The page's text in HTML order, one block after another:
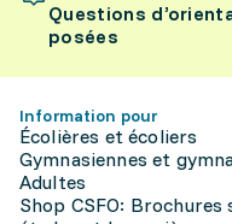
Questions
posées
Information pour
Écolières et écoliers
Gymnasiennes et
Adultes
Shop CSFO: